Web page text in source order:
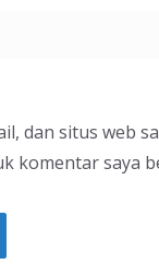
dan situs web
komentar saya